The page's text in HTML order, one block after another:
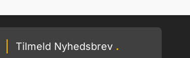
Tilmeld Nyhedsbrev .